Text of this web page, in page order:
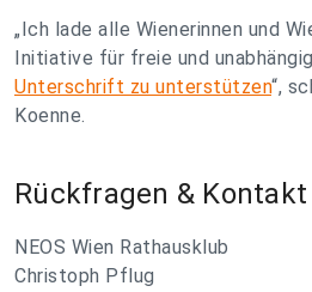
„Ich lade alle Wienerinnen und
Initiative für freie und
Unterschrift zu unterstützen“,
Koenne.
Rückfragen & Kontakt
NEOS Wien Rathausklub
Christoph Pflug